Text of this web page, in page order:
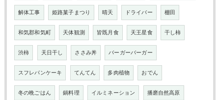
解体工事 姫路菓子まつり 晴天 ドライバー 棚田
和気郡和気町 天体観測 皆既月食 天王星食 干し柿
渋柿 天日干し ささみ丼 バーガーバーガー
スフレパンケーキ てんてん 多肉植物 おでん
冬の晩ごはん 鍋料理 イルミネーション 播磨自然高原